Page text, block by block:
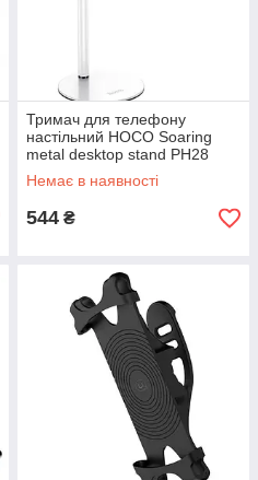
Тримач для телефону
настільний HOCO Soaring
metal desktop stand PH28
White (N014765)
Немає в наявності
544 ₴